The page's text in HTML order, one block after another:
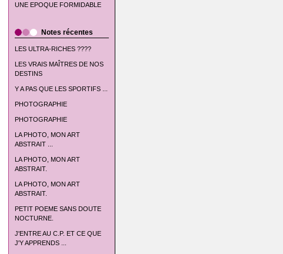
UNE EPOQUE FORMIDABLE
Notes récentes
LES ULTRA-RICHES ????
LES VRAIS MAÎTRES DE NOS
DESTINS
Y A PAS QUE LES SPORTIFS ...
PHOTOGRAPHIE
PHOTOGRAPHIE
LA PHOTO, MON ART
ABSTRAIT ...
LA PHOTO, MON ART
ABSTRAIT.
LA PHOTO, MON ART
ABSTRAIT.
PETIT POEME SANS DOUTE
NOCTURNE.
J'ENTRE AU C.P. ET CE QUE
J'Y APPRENDS ...